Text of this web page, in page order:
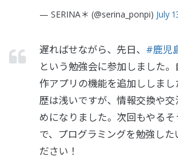
— SERINA＊ (@serina_ponpi) July
遅ればせながら、先日、 #鹿児
という勉強会に参加しました
作アプリの機能を追加ししま
歴は浅いですが、情報交換や
めになりました。次回もやる
で、プログラミングを勉強した
ださい！